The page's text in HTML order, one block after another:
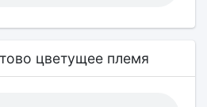
цветущее племя